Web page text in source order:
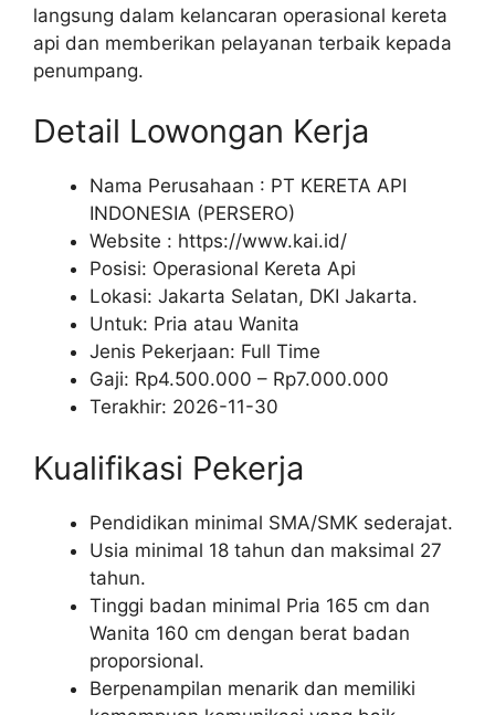
langsung dalam kelancaran operasional kereta
api dan memberikan pelayanan terbaik kepada
penumpang.
Detail Lowongan Kerja
Nama Perusahaan : PT KERETA API
INDONESIA (PERSERO)
Website : https://www.kai.id/
Posisi: Operasional Kereta Api
Lokasi: Jakarta Selatan, DKI Jakarta.
Untuk: Pria atau Wanita
Jenis Pekerjaan: Full Time
Gaji: Rp4.500.000 – Rp7.000.000
Terakhir: 2026-11-30
Kualifikasi Pekerja
Pendidikan minimal SMA/SMK sederajat.
Usia minimal 18 tahun dan maksimal 27
tahun.
Tinggi badan minimal Pria 165 cm dan
Wanita 160 cm dengan berat badan
proporsional.
Berpenampilan menarik dan memiliki